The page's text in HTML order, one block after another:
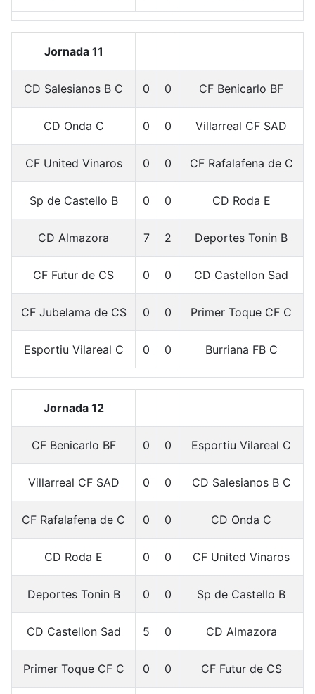
Jornada 11
CD Salesianos B C 0 0 CF Benicarlo BF
CD Onda C 0 0 Villarreal CF SAD
CF United Vinaros 0 0 CF Rafalafena de C
Sp de Castello B 0 0 CD Roda E
CD Almazora 7 2 Deportes Tonin B
CF Futur de CS 0 0 CD Castellon Sad
CF Jubelama de CS 0 0 Primer Toque CF C
Esportiu Vilareal C 0 0 Burriana FB C
Jornada 12
CF Benicarlo BF 0 0 Esportiu Vilareal C
Villarreal CF SAD 0 0 CD Salesianos B C
CF Rafalafena de C 0 0 CD Onda C
CD Roda E 0 0 CF United Vinaros
Deportes Tonin B 0 0 Sp de Castello B
CD Castellon Sad 5 0 CD Almazora
Primer Toque CF C 0 0 CF Futur de CS